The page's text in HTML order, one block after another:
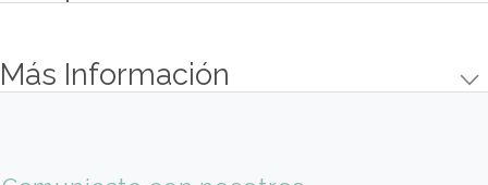
Instalación sanitaria y eléctrica.
Diseño y decoraciones. Iluminación. Colores.
Texturas y diseño. Gráficas. Cartelería.